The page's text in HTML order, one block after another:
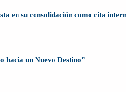
en su consolidación como cita
hacia un Nuevo Destino”